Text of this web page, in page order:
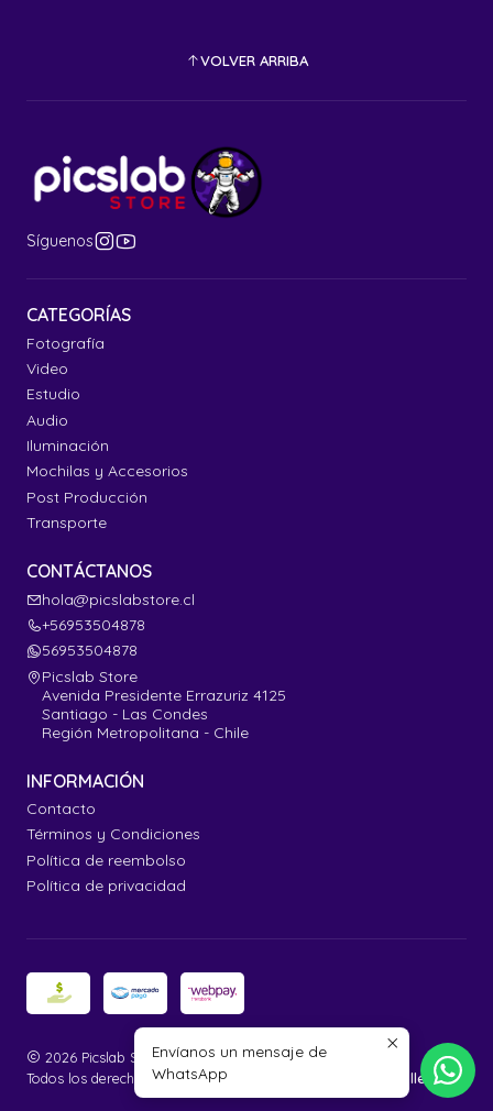
VOLVER ARRIBA
Síguenos
CATEGORÍAS
Fotografía
Video
Estudio
Audio
Iluminación
Mochilas y Accesorios
Post Producción
Transporte
CONTÁCTANOS
hola@picslabstore.cl
+56953504878
56953504878
Picslab Store
Avenida Presidente Errazuriz 4125
Santiago - Las Condes
Región Metropolitana - Chile
INFORMACIÓN
Contacto
Términos y Condiciones
Política de reembolso
Política de privacidad
2026 Picslab Store.
Todos los derechos reservados.
Desarrollado por Jumpseller .
Envíanos un mensaje de
WhatsApp